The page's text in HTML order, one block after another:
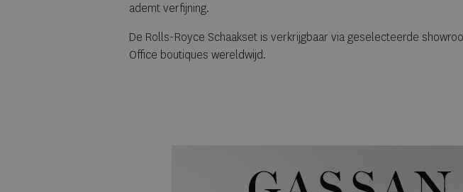
ademt verfijning.
De Rolls-Royce Schaakset is verkrijgbaar via geselecteerde
Office boutiques wereldwijd.